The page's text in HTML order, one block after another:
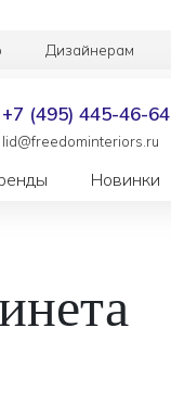
Дизайнерам
+7 (495) 445-46-64
lid@freedominteriors.ru
Новинки